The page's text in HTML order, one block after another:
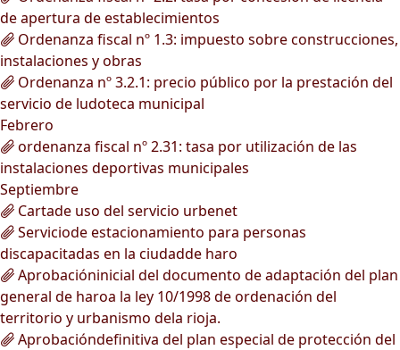
de apertura de establecimientos
Ordenanza fiscal nº 1.3: impuesto sobre construcciones,
instalaciones y obras
Ordenanza nº 3.2.1: precio público por la prestación del
servicio de ludoteca municipal
Febrero
ordenanza fiscal nº 2.31: tasa por utilización de las
instalaciones deportivas municipales
Septiembre
Cartade uso del servicio urbenet
Serviciode estacionamiento para personas
discapacitadas en la ciudadde haro
Aprobacióninicial del documento de adaptación del plan
general de haroa la ley 10/1998 de ordenación del
territorio y urbanismo dela rioja.
Aprobacióndefinitiva del plan especial de protección del